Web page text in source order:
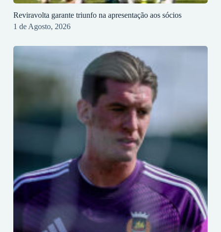
Reviravolta garante triunfo na apresentação aos sócios
1 de Agosto, 2026